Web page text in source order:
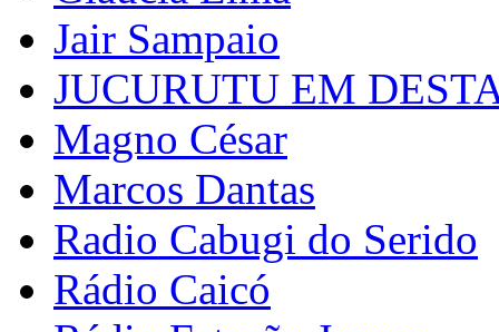
Jair Sampaio
JUCURUTU EM
Magno César
Marcos Dantas
Radio Cabugi do Serido
Rádio Caicó